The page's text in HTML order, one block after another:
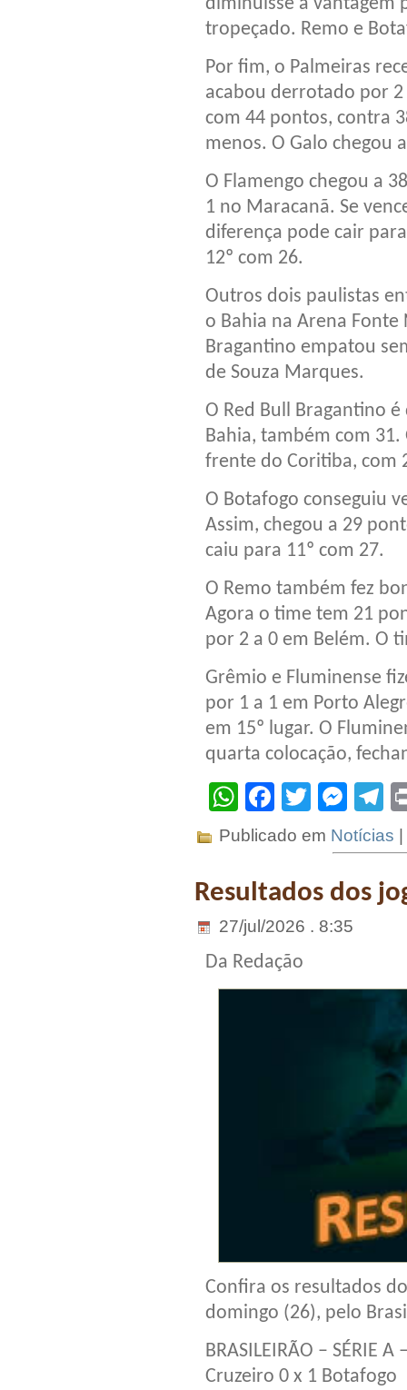
tropeçado. Remo e
Por fim, o Palmeiras
acabou derrotado por 2
com 44 pontos, contra
menos. O Galo chegou
O Flamengo chegou a
1 no Maracanã. Se
diferença pode cair
12º com 26.
Outros dois paulistas
o Bahia na Arena Fonte
Bragantino empatou
de Souza Marques.
O Red Bull Bragantino
Bahia, também com
frente do Coritiba, com
O Botafogo conseguiu
Assim, chegou a 29
caiu para 11º com 27.
O Remo também fez
Agora o time tem 21
por 2 a 0 em Belém. O
Grêmio e Fluminense
por 1 a 1 em Porto
em 15º lugar. O
quarta colocação,
WhatsApp
Facebook
Twitter
Publicado em Notícias
Resultados dos
27/jul/2026 . 8:35
Da Redação
Confira os resultados
domingo (26), pelo
BRASILEIRÃO – SÉRIE A
Cruzeiro 0 x 1 Botafogo